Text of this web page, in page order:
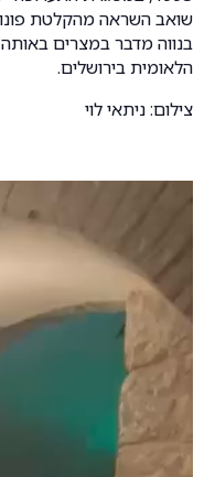
שואב השראה מהקלטת
בנווה מדבר במצרים
הלאומית בירושלים.
צילום: ניתאי לוי
נ
י
ד
א